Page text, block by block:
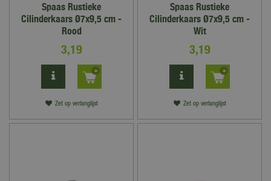
Spaas Rustieke
Cilinderkaars Ø7x9,5 cm -
Rood
3,19
Zet op verlanglijst
Spaas Rustieke
Cilinderkaars Ø7x9,5 cm -
Wit
3,19
Zet op verlanglijst